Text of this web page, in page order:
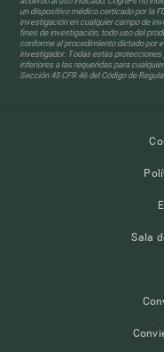
un dispositivo médico certicado por la
investigación en cualquier campo de
fines de investigación, todo uso del
conforme al procedimiento dictado por
investigador. Todas estas protecciones
inferiores a las requeridas para
Sección 45 CFR 46 del Código de
Sala